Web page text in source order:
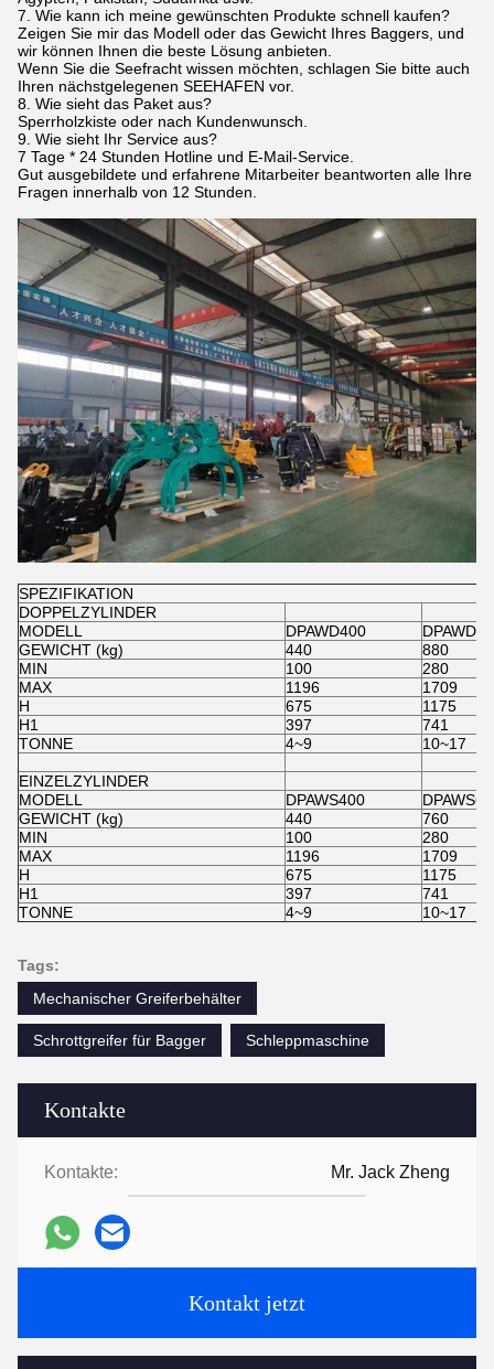
Kontakte
Kontakte: Mr. Jack Zheng
Kontakt jetzt
7. Wie kann ich meine gewünschten Produkte schnell kaufen?
Zeigen Sie mir das Modell oder das Gewicht Ihres Baggers, und
wir können Ihnen die beste Lösung anbieten.
Wenn Sie die Seefracht wissen möchten, schlagen Sie bitte auch
Ihren nächstgelegenen SEEHAFEN vor.
8. Wie sieht das Paket aus?
Sperrholzkiste oder nach Kundenwunsch.
9. Wie sieht Ihr Service aus?
7 Tage * 24 Stunden Hotline und E-Mail-Service.
Gut ausgebildete und erfahrene Mitarbeiter beantworten alle Ihre
Fragen innerhalb von 12 Stunden.
SPEZIFIKATION
DOPPELZYLINDER
MODELL
DPAWD400
GEWICHT (kg)
440
880
MIN
100
280
MAX
1196
1709
H
675
1175
H1
397
741
TONNE
4~9 10~17
EINZELZYLINDER
MODELL
DPAWS400
GEWICHT (kg)
440
760
MIN
100
280
MAX
1196
1709
H
675
1175
H1
397
741
TONNE
4~9 10~17
Tags:
Mechanischer Greiferbehälter
Schrottgreifer für Bagger Schleppmaschine